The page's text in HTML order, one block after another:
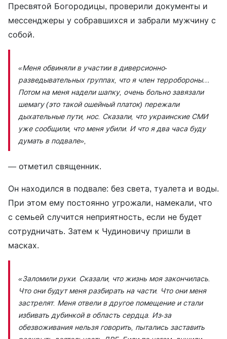
Пресвятой Богородицы, проверили документы и
мессенджеры у собравшихся и забрали мужчину с
собой.
«Меня обвиняли в участии в диверсионно-
разведывательных группах, что я член терробороны…
Потом на меня надели шапку, очень больно завязали
шемагу (это такой ошейный платок) пережали
дыхательные пути, нос. Сказали, что украинские СМИ
уже сообщили, что меня убили. И что я два часа буду
думать в подвале»,
— отметил священник.
Он находился в подвале: без света, туалета и воды.
При этом ему постоянно угрожали, намекали, что
с семьей случится неприятность, если не будет
сотрудничать. Затем к Чудиновичу пришли в
масках.
«Заломили руки. Сказали, что жизнь моя закончилась.
Что они будут меня разбирать на части. Что они меня
застрелят. Меня отвели в другое помещение и стали
избивать дубинкой в область сердца. Из-за
обезвоживания нельзя говорить, пытались заставить